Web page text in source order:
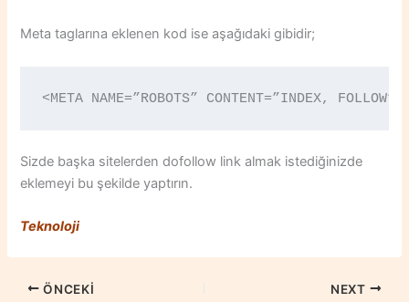
Meta taglarına eklenen kod ise aşağıdaki gibidir;
<META NAME=”ROBOTS” CONTENT=”INDEX, FOLLOW”>
Sizde başka sitelerden dofollow link almak istediğinizde
eklemeyi bu şekilde yaptırın.
Teknoloji
ÖNCEKI NEXT